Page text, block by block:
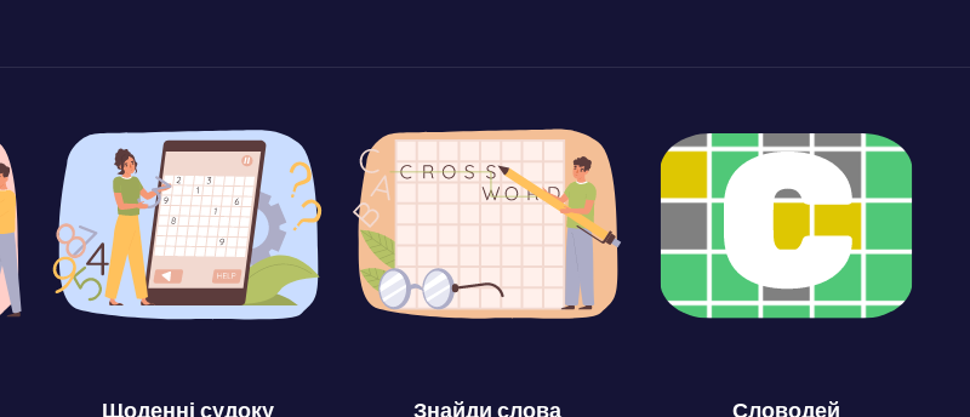
Щоденні судоку Знайди слова Словодей